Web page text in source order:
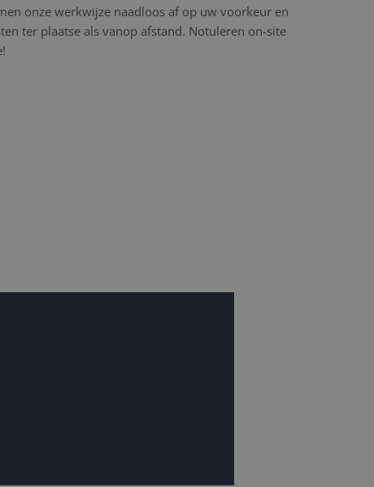
onze werkwijze naadloos af op uw voorkeur en
ter plaatse als vanop afstand. Notuleren on-site